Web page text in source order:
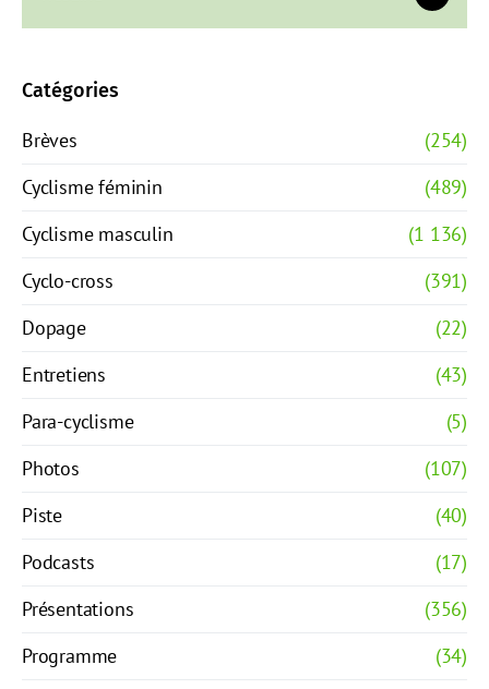
Catégories
Brèves
(254)
Cyclisme féminin
(489)
Cyclisme masculin
(1 136)
Cyclo-cross
(391)
Dopage
(22)
Entretiens
(43)
Para-cyclisme
(5)
Photos
(107)
Piste
(40)
Podcasts
(17)
Présentations
(356)
Programme
(34)